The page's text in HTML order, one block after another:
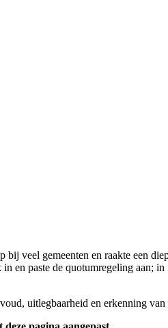
veel gemeenten en raakte een
en paste de quotumregeling aan;
uitlegbaarheid en erkenning